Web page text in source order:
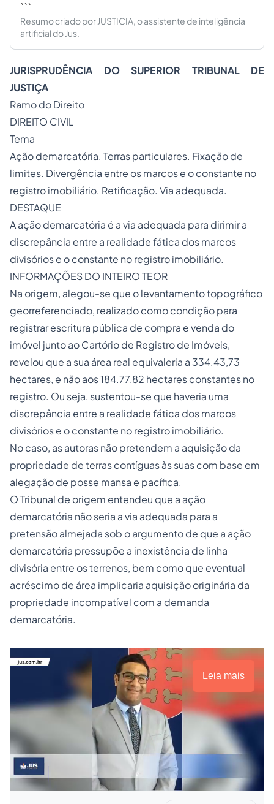
```
Resumo criado por JUSTICIA, o assistente de inteligência
artificial do Jus.
JURISPRUDÊNCIA DO SUPERIOR TRIBUNAL DE
JUSTIÇA
Ramo do Direito
DIREITO CIVIL
Tema
Ação demarcatória. Terras particulares. Fixação de
limites. Divergência entre os marcos e o constante no
registro imobiliário. Retificação. Via adequada.
DESTAQUE
A ação demarcatória é a via adequada para dirimir a
discrepância entre a realidade fática dos marcos
divisórios e o constante no registro imobiliário.
INFORMAÇÕES DO INTEIRO TEOR
Na origem, alegou-se que o levantamento topográfico
georreferenciado, realizado como condição para
registrar escritura pública de compra e venda do
imóvel junto ao Cartório de Registro de Imóveis,
revelou que a sua área real equivaleria a 334.43,73
hectares, e não aos 184.77,82 hectares constantes no
registro. Ou seja, sustentou-se que haveria uma
discrepância entre a realidade fática dos marcos
divisórios e o constante no registro imobiliário.
No caso, as autoras não pretendem a aquisição da
propriedade de terras contíguas às suas com base em
alegação de posse mansa e pacífica.
O Tribunal de origem entendeu que a ação
demarcatória não seria a via adequada para a
pretensão almejada sob o argumento de que a ação
demarcatória pressupõe a inexistência de linha
divisória entre os terrenos, bem como que eventual
acréscimo de área implicaria aquisição originária da
propriedade incompatível com a demanda
demarcatória.
Leia mais